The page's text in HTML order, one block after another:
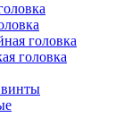
головка
головка